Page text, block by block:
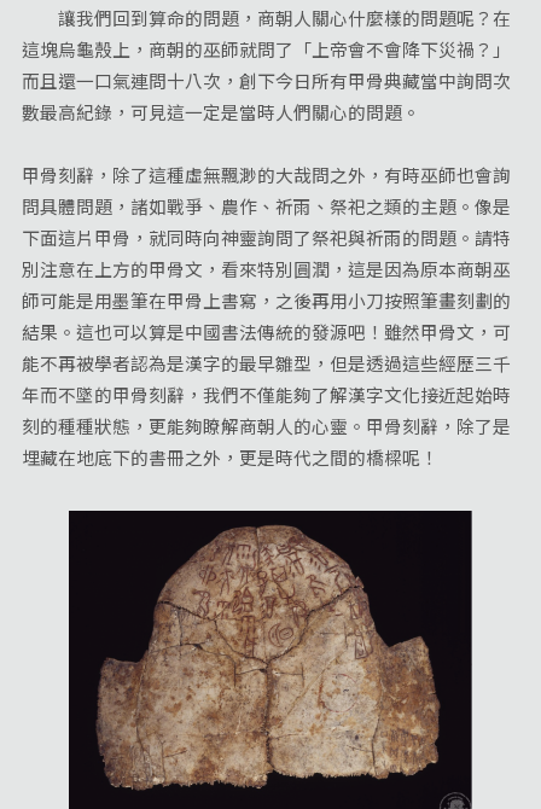
讓我們回到算命的問題，商朝人關心什麼樣的問題呢？在
這塊烏龜殼上，商朝的巫師就問了「上帝會不會降下災禍？」
而且還一口氣連問十八次，創下今日所有甲骨典藏當中詢問次
數最高紀錄，可見這一定是當時人們關心的問題。
甲骨刻辭，除了這種虛無飄渺的大哉問之外，有時巫師也會詢
問具體問題，諸如戰爭、農作、祈雨、祭祀之類的主題。像是
下面這片甲骨，就同時向神靈詢問了祭祀與祈雨的問題。請特
別注意在上方的甲骨文，看來特別圓潤，這是因為原本商朝巫
師可能是用墨筆在甲骨上書寫，之後再用小刀按照筆畫刻劃的
結果。這也可以算是中國書法傳統的發源吧！雖然甲骨文，可
能不再被學者認為是漢字的最早雛型，但是透過這些經歷三千
年而不墜的甲骨刻辭，我們不僅能夠了解漢字文化接近起始時
刻的種種狀態，更能夠瞭解商朝人的心靈。甲骨刻辭，除了是
埋藏在地底下的書冊之外，更是時代之間的橋樑呢！